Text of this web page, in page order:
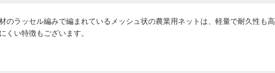
のラッセル編みで編まれているメッシュ状の農業用ネットは、軽量で耐久性も
くい特徴もございます。